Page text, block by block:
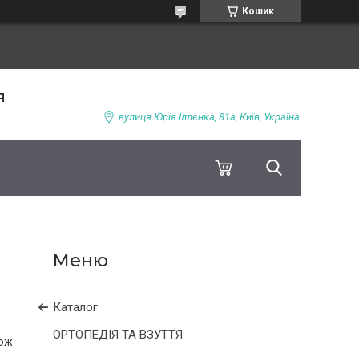
Кошик
вулиця Юрія Іллєнка, 81а, Київ, Україна
Каталог
ОРТОПЕДІЯ ТА ВЗУТТЯ